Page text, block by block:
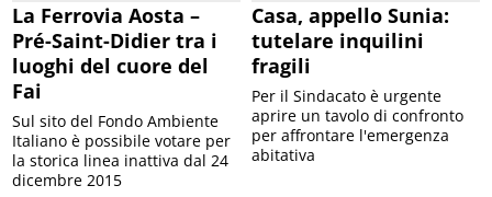
La Ferrovia Aosta –
Pré-Saint-Didier tra i
luoghi del cuore del
Fai
Sul sito del Fondo Ambiente
Italiano è possibile votare per
la storica linea inattiva dal 24
dicembre 2015
Casa, appello Sunia:
tutelare inquilini
fragili
Per il Sindacato è urgente
aprire un tavolo di confronto
per affrontare l'emergenza
abitativa